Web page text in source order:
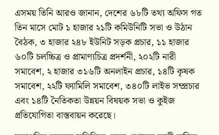
এসময় তিনি আরও জানান, দেশের ৬৮টি তথ্য অফিস গত
তিন মাসে মোট ১ হাজার ২১টি কমিউনিটি সভা ও উঠান
বৈঠক, ৩ হাজার ২৪৮ ইউনিট সড়ক প্রচার, ১১ হাজার
৬০টি চলচ্চিত্র ও প্রামাণ্যচিত্র প্রদর্শনী, ২০২টি নারী
সমাবেশ, ২ হাজার ৩১৬টি অনলাইন প্রচার, ১৪টি কৃষক
সমাবেশ, ২২টি ফ্যামিলি সমাবেশ, ৩৪০টি লাইভ সম্প্রচার
এবং ১৪টি নৈতিকতা উন্নয়ন বিষয়ক সভা ও কুইজ
প্রতিযোগিতা বাস্তবায়ন করেছে।